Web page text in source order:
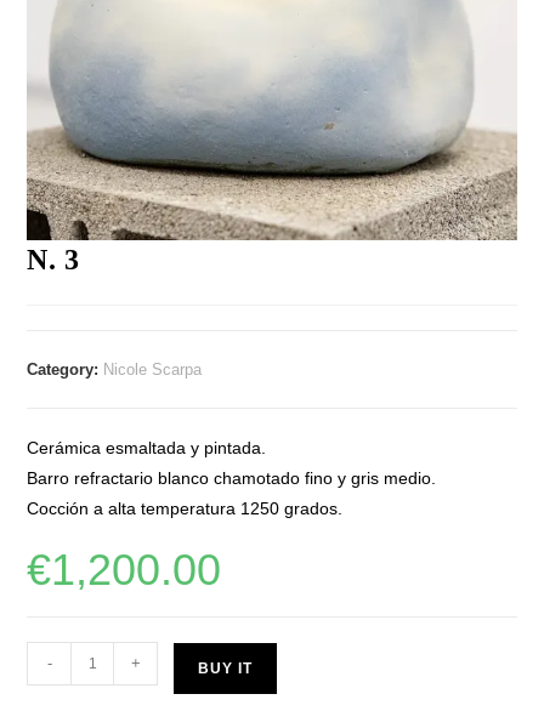
N. 3
Category: Nicole Scarpa
Cerámica esmaltada y pintada.
Barro refractario blanco chamotado fino y gris medio.
Cocción a alta temperatura 1250 grados.
€1,200.00
- + BUY IT